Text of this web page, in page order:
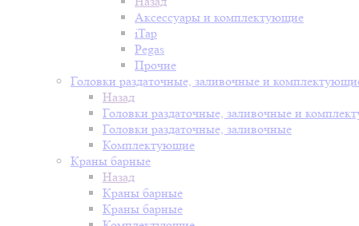
Аксессуары и комплектующие
iTap
Pegas
Прочие
Головки раздаточные, заливочные и
Назад
Головки раздаточные, заливочные и
Головки раздаточные, заливочные
Комплектующие
Краны барные
Назад
Краны барные
Краны барные